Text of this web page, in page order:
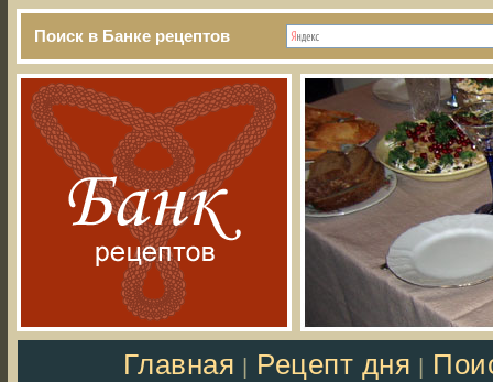
Поиск в Банке рецептов
Главная Рецепт дня